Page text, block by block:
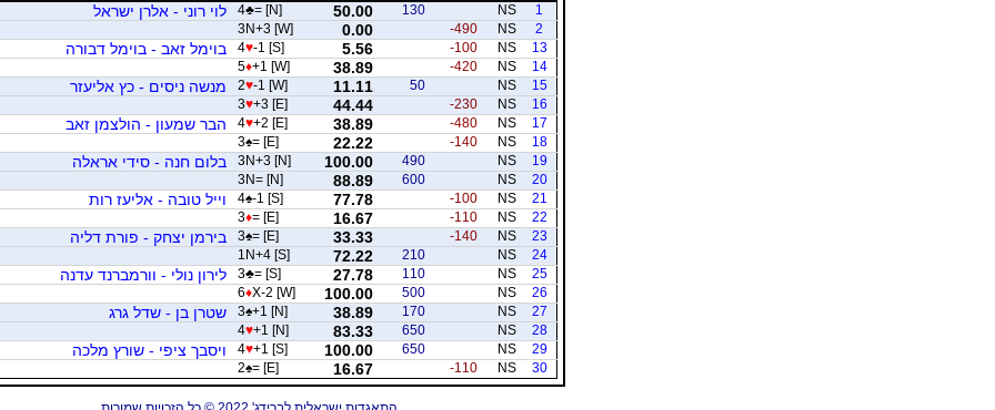
1
NS
130
50.00
4♣= [N] לוי רוני - אלרן ישראל
2
NS
-490
0.00
3N+3 [W]
13
NS
-100
5.56
4♥-1 [S] בוימל זאב - בוימל דבורה
14
NS
-420
38.89
5♦+1 [W]
15
NS
50
11.11
2♥-1 [W] מנשה ניסים - כץ אליעזר
16
NS
-230
44.44
3♥+3 [E]
17
NS
-480
38.89
4♥+2 [E] הבר שמעון - הולצמן זאב
18
NS
-140
22.22
3♠= [E]
19
NS
490
100.00
3N+3 [N] בלום חנה - סידי אראלה
20
NS
600
88.89
3N= [N]
21
NS
-100
77.78
4♠-1 [S] וייל טובה - אליעז רות
22
NS
-110
16.67
3♦= [E]
23
NS
-140
33.33
3♠= [E] בירמן יצחק - פורת דליה
24
NS
210
72.22
1N+4 [S]
25
NS
110
27.78
3♣= [S] לירון נולי - וורמברנד עדנה
26
NS
500
100.00
6♦X-2 [W]
27
NS
170
38.89
3♠+1 [N] שטרן בן - שדל גרג
28
NS
650
83.33
4♥+1 [N]
29
NS
650
100.00
4♥+1 [S] ויסבך ציפי - שורץ מלכה
30
NS
-110
16.67
2♠= [E]